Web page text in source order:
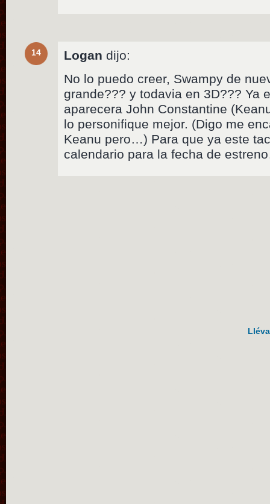
14 Logan dijo:
No lo puedo creer, Swampy de
grande??? y todavia en 3D??? Ya
aparecera John Constantine
lo personifique mejor. (Digo me
Keanu pero…) Para que ya este
calendario para la fecha de